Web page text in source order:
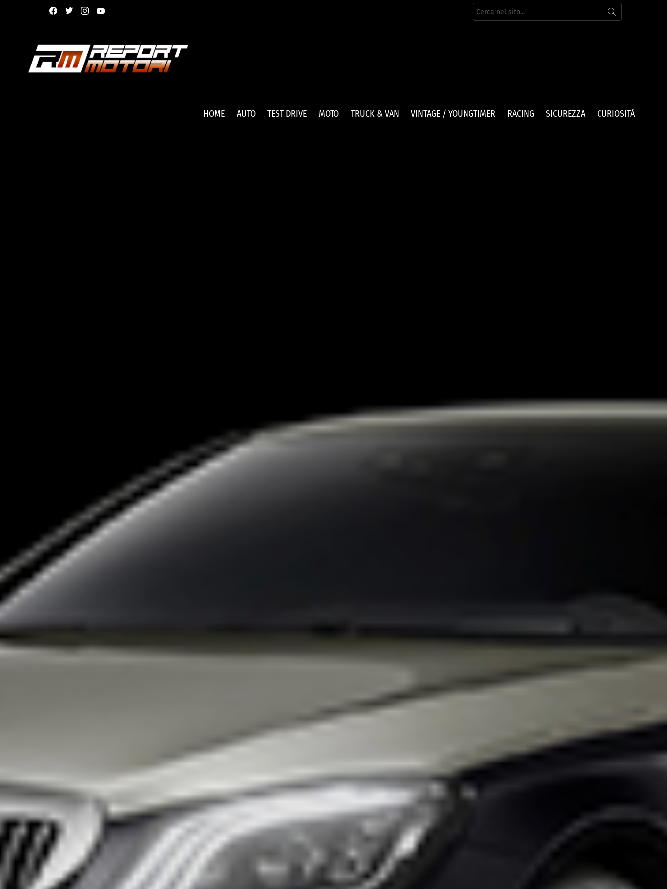
facebooktwitterinstagram
Cerca
per:
HOME AUTO TEST DRIVE MOTO TRUCK & VAN VINTAGE / YOUNGTIMER RACING SICUREZZA CURIOSITÀ